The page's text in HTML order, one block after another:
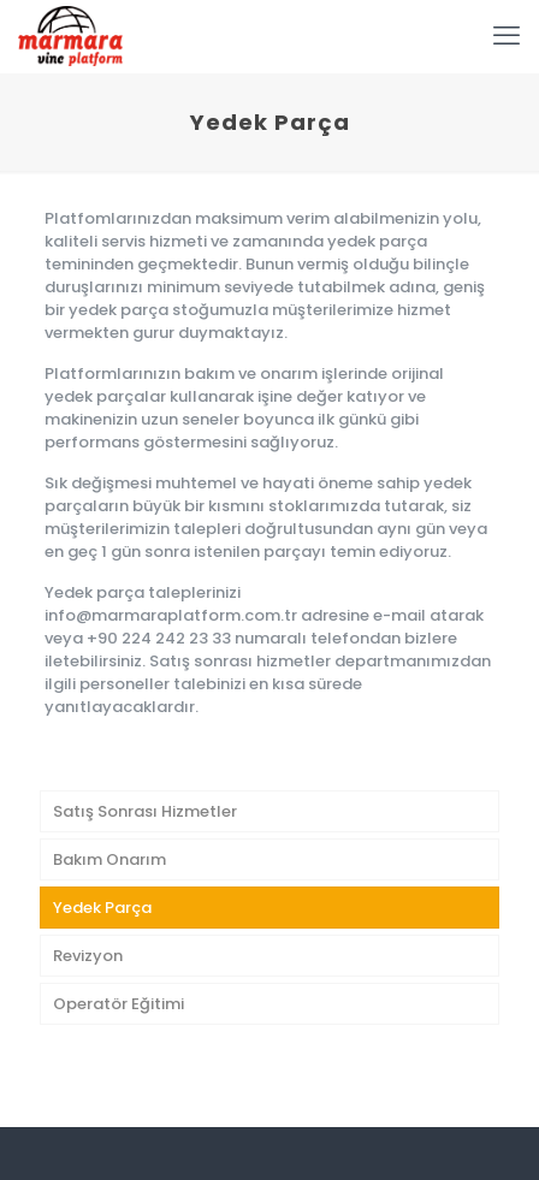
Yedek Parça
Platfomlarınızdan maksimum verim alabilmenizin yolu,
kaliteli servis hizmeti ve zamanında yedek parça
temininden geçmektedir. Bunun vermiş olduğu bilinçle
duruşlarınızı minimum seviyede tutabilmek adına, geniş
bir yedek parça stoğumuzla müşterilerimize hizmet
vermekten gurur duymaktayız.
Platformlarınızın bakım ve onarım işlerinde orijinal
yedek parçalar kullanarak işine değer katıyor ve
makinenizin uzun seneler boyunca ilk günkü gibi
performans göstermesini sağlıyoruz.
Sık değişmesi muhtemel ve hayati öneme sahip yedek
parçaların büyük bir kısmını stoklarımızda tutarak, siz
müşterilerimizin talepleri doğrultusundan aynı gün veya
en geç 1 gün sonra istenilen parçayı temin ediyoruz.
Yedek parça taleplerinizi
info@marmaraplatform.com.tr adresine e-mail atarak
veya +90 224 242 23 33 numaralı telefondan bizlere
iletebilirsiniz. Satış sonrası hizmetler departmanımızdan
ilgili personeller talebinizi en kısa sürede
yanıtlayacaklardır.
Satış Sonrası Hizmetler
Bakım Onarım
Yedek Parça
Revizyon
Operatör Eğitimi